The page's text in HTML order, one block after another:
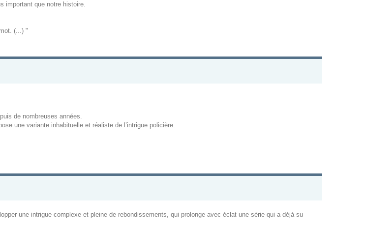
important que notre histoire.
(...) "
de nombreuses années.
une variante inhabituelle et réaliste de l’intrigue policière.
une intrigue complexe et pleine de rebondissements, qui prolonge avec éclat une série qui a déjà su